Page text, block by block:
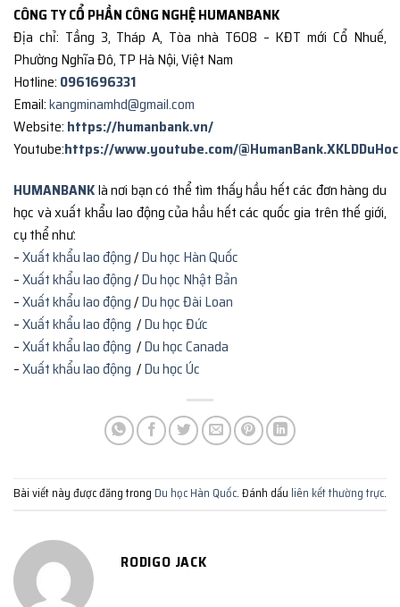
CÔNG TY CỔ PHẦN CÔNG NGHỆ HUMANBANK
Địa chỉ: Tầng 3, Tháp A, Tòa nhà T608 – KĐT mới Cổ Nhuế,
Phường Nghĩa Đô, TP Hà Nội, Việt Nam
Hotline: 0961696331
Email:kangminamhd@gmail.com
Website: https://humanbank.vn/
Youtube:https://www.youtube.com/@HumanBank.XKLDDuHoc
HUMANBANKlà nơi bạn có thể tìm thấy hầu hết các đơn hàng du
học và xuất khẩu lao động của hầu hết các quốc gia trên thế giới,
cụ thể như:
–Xuất khẩu lao động/Du học Hàn Quốc
–Xuất khẩu lao động/Du học Nhật Bản
–Xuất khẩu lao động/Du học Đài Loan
–Xuất khẩu lao động /Du học Đức
–Xuất khẩu lao động /Du học Canada
–Xuất khẩu lao động /Du học Úc
Bài viết này được đăng trong Du học Hàn Quốc. Đánh dấu liên kết thường trực.
RODIGO JACK